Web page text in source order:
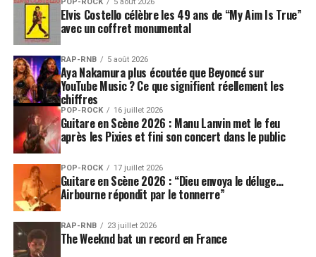
Elvis Costello célèbre les 49 ans de “My Aim Is True”
avec un coffret monumental
RAP-RNB 5 août 2026
Aya Nakamura plus écoutée que Beyoncé sur
YouTube Music ? Ce que signifient réellement les
chiffres
POP-ROCK 16 juillet 2026
Guitare en Scène 2026 : Manu Lanvin met le feu
après les Pixies et fini son concert dans le public
POP-ROCK 17 juillet 2026
Guitare en Scène 2026 : “Dieu envoya le déluge…
Airbourne répondit par le tonnerre”
RAP-RNB 23 juillet 2026
The Weeknd bat un record en France